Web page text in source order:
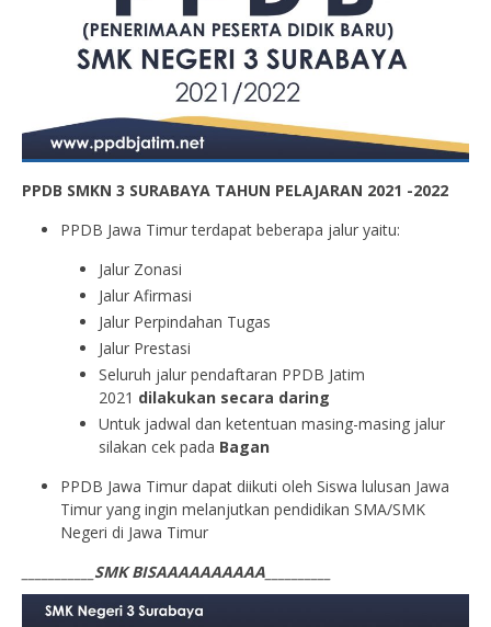
PPDB SMKN 3 SURABAYA TAHUN PELAJARAN 2021 -2022
PPDB Jawa Timur terdapat beberapa jalur yaitu:
Jalur Zonasi
Jalur Afirmasi
Jalur Perpindahan Tugas
Jalur Prestasi
Seluruh jalur pendaftaran PPDB Jatim
2021 dilakukan secara daring
Untuk jadwal dan ketentuan masing-masing jalur
silakan cek pada Bagan
PPDB Jawa Timur dapat diikuti oleh Siswa lulusan Jawa
Timur yang ingin melanjutkan pendidikan SMA/SMK
Negeri di Jawa Timur
___________SMK BISAAAAAAAAAA__________